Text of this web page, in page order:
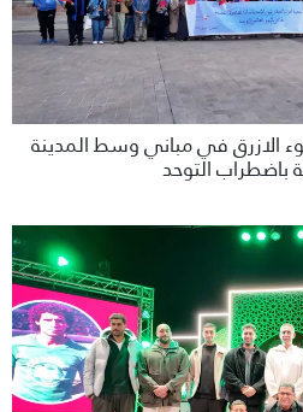
الازرق في مباني وسط المدينة
باضطراب التوحد